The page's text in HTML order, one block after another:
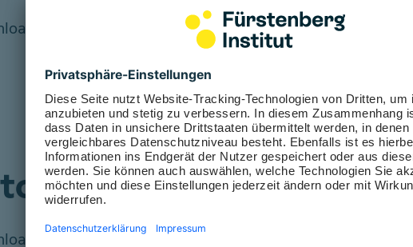
auf den Link und speichern sie das Bild mit Klick
- Reinhild
auf den gewünschten Link und speichern sie das